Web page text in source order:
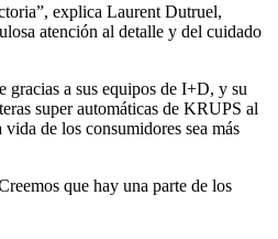
explica Laurent Dutruel,
atención al detalle y del cuidado
gracias a sus equipos de I+D, y su
super automáticas de KRUPS al
de los consumidores sea más
que hay una parte de los